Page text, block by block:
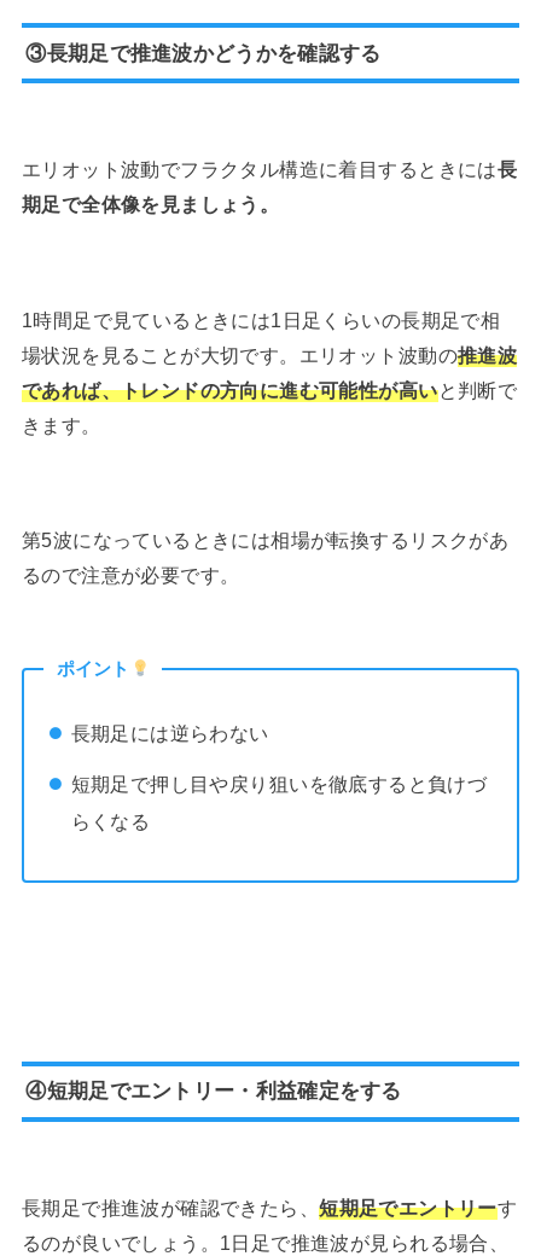
③長期足で推進波かどうかを確認する
エリオット波動でフラクタル構造に着目するときには長
期足で全体像を見ましょう。
1時間足で見ているときには1日足くらいの長期足で相
場状況を見ることが大切です。エリオット波動の推進波
であれば、トレンドの方向に進む可能性が高いと判断で
きます。
第5波になっているときには相場が転換するリスクがあ
るので注意が必要です。
ポイント
長期足には逆らわない
短期足で押し目や戻り狙いを徹底すると負けづ
らくなる
④短期足でエントリー・利益確定をする
長期足で推進波が確認できたら、短期足でエントリーす
るのが良いでしょう。1日足で推進波が見られる場合、